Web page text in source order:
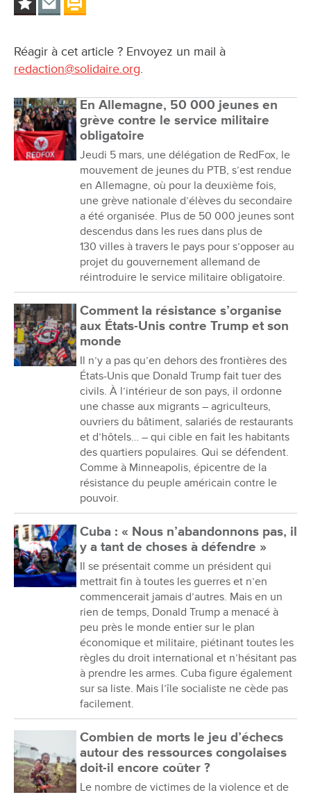
Réagir à cet article ? Envoyez un mail à
redaction@solidaire.org.
En Allemagne, 50 000 jeunes en
grève contre le service militaire
obligatoire
Jeudi 5 mars, une délégation de RedFox, le
mouvement de jeunes du PTB, s’est rendue
en Allemagne, où pour la deuxième fois,
une grève nationale d’élèves du secondaire
a été organisée. Plus de 50 000 jeunes sont
descendus dans les rues dans plus de
130 villes à travers le pays pour s’opposer au
projet du gouvernement allemand de
réintroduire le service militaire obligatoire.
Comment la résistance s’organise
aux États-Unis contre Trump et son
monde
Il n’y a pas qu’en dehors des frontières des
États-Unis que Donald Trump fait tuer des
civils. À l’intérieur de son pays, il ordonne
une chasse aux migrants – agriculteurs,
ouvriers du bâtiment, salariés de restaurants
et d’hôtels… – qui cible en fait les habitants
des quartiers populaires. Qui se défendent.
Comme à Minneapolis, épicentre de la
résistance du peuple américain contre le
pouvoir.
Cuba : « Nous n’abandonnons pas, il
y a tant de choses à défendre »
Il se présentait comme un président qui
mettrait fin à toutes les guerres et n’en
commencerait jamais d’autres. Mais en un
rien de temps, Donald Trump a menacé à
peu près le monde entier sur le plan
économique et militaire, piétinant toutes les
règles du droit international et n’hésitant pas
à prendre les armes. Cuba figure également
sur sa liste. Mais l’île socialiste ne cède pas
facilement.
Combien de morts le jeu d’échecs
autour des ressources congolaises
doit-il encore coûter ?
Le nombre de victimes de la violence et de